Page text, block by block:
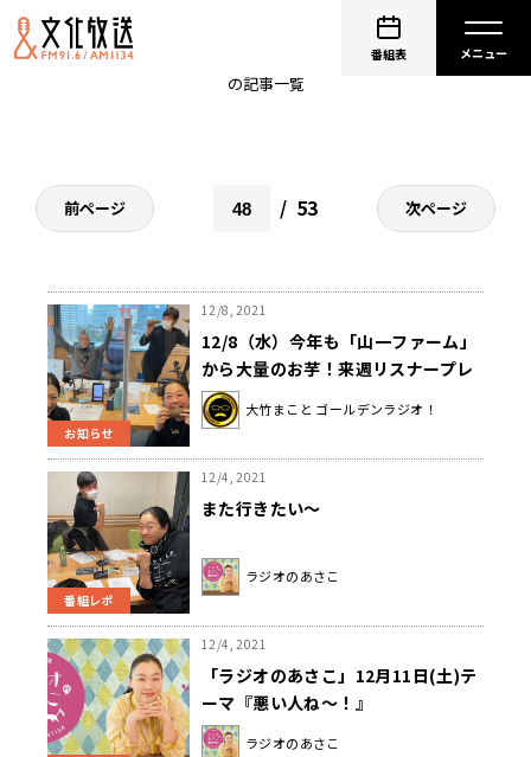
番組表
の記事一覧
前ページ 53 次ページ
お知らせ
12/8, 2021
12/8（水）今年も「山一ファーム」
から大量のお芋！来週リスナープレ
ゼント！
大竹まこと ゴールデンラジオ！
番組レポ
12/4, 2021
また行きたい～
ラジオのあさこ
12/4, 2021
「ラジオのあさこ」12月11日(土)テ
ーマ『悪い人ね～！』
ラジオのあさこ